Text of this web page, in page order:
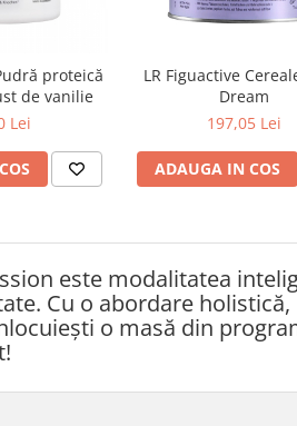
proteică
de vanilie
Lei
LR Figuactive
Dream
197,05 Lei
ADAUGA IN COS
este modalitatea
Cu o abordare
o masă din